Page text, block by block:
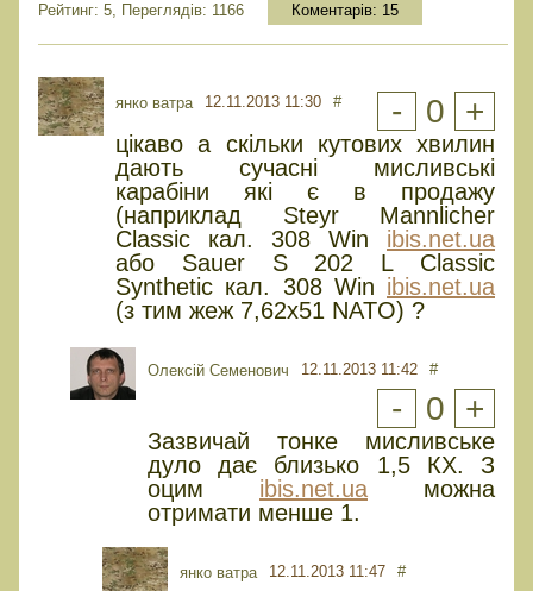
Рейтинг: 5, Переглядів: 1166 Коментарів: 15
янко ватра 12.11.2013 11:30 # - 0 +
цікаво а скільки кутових хвилин
дають сучасні мисливські
карабіни які є в продажу
(наприклад Steyr Mannlicher
Classic кал. 308 Win ibis.net.ua
або Sauer S 202 L Classic
Synthetic кал. 308 Win ibis.net.ua
(з тим жеж 7,62х51 NATO) ?
Олексій Семенович 12.11.2013 11:42 #
- 0 +
Зазвичай тонке мисливське
дуло дає близько 1,5 КХ. З
оцим ibis.net.ua можна
отримати менше 1.
янко ватра 12.11.2013 11:47 #